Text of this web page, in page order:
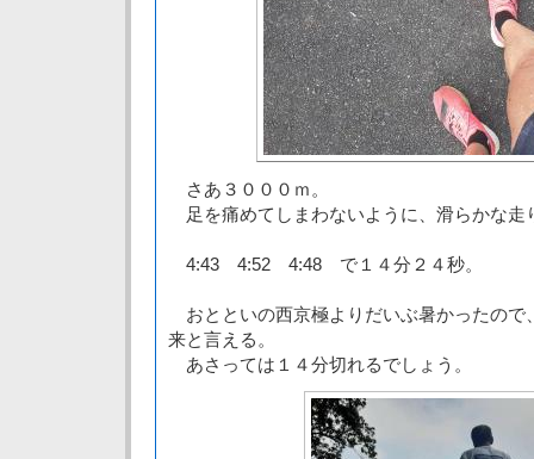
さあ３０００ｍ。
足を痛めてしまわないように、滑らかな走
4:43 4:52 4:48 で１４分２４秒。
おとといの西京極よりだいぶ暑かったので
来と言える。
あさっては１４分切れるでしょう。